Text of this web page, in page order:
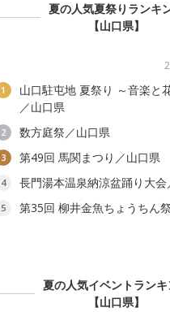
夏の人気夏祭りランキ
【山口県】
1
山口駐屯地 夏祭り ～音楽と
／山口県
2 数方庭祭／山口県
3 第49回 馬関まつり／山口県
4 長門湯本温泉納涼盆踊り大
5
第35回 柳井金魚ちょうちん
夏の人気イベントラン
【山口県】